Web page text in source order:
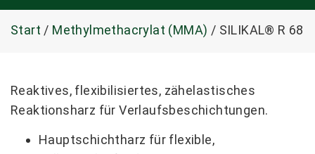
Start / Methylmethacrylat (MMA) / SILIKAL® R 68
Reaktives, flexibilisiertes, zähelastisches
Reaktionsharz für Verlaufsbeschichtungen.
Hauptschichtharz für flexible,